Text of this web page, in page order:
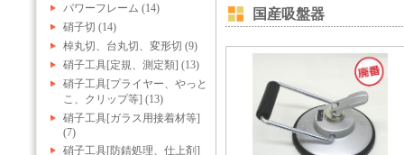
パワーフレーム (14)
硝子切 (14)
棹丸切、台丸切、変形切 (9)
硝子工具[定規、測定類] (13)
硝子工具[プライヤー、やっと
こ、クリップ等] (13)
硝子工具[ガラス用接着材等]
(7)
硝子工具[防錆処理、仕上剤]
国産吸盤器